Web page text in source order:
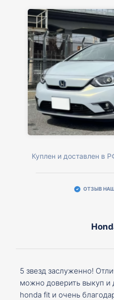
Куплен и доставлен в
ОТЗЫВ
5 звезд заслуженно!
можно доверить выкуп и
honda fit и очень